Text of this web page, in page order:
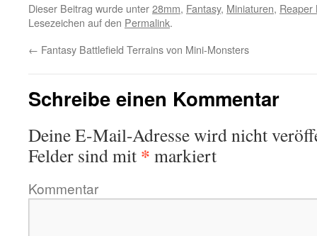
Dieser Beitrag wurde unter28mm, Fantasy, Miniaturen, Reaper
Lesezeichen auf den Permalink.
← Fantasy Battlefield Terrains von Mini-Monsters
Schreibe einen Kommentar
Deine E-Mail-Adresse wird nicht
Felder sind mit * markiert
Kommentar